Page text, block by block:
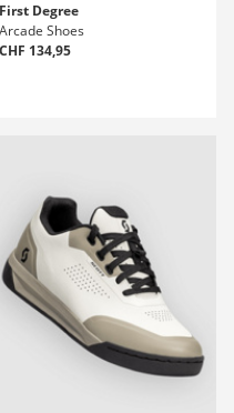
First Degree
Arcade Shoes
CHF 134,95